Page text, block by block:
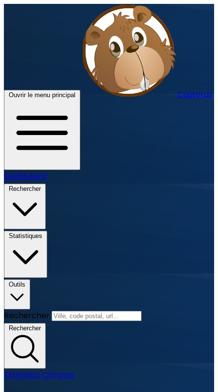
Ouvrir le menu principal Castorus
Dashboard
Rechercher
Statistiques
Outils
Rechercher
Rechercher
Extension Chrome